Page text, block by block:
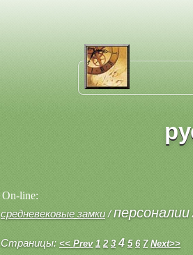
On-line:
средневековые замки/персоналии
Страницы:<< Prev 1 2 3 4 5 6 7 Next>>